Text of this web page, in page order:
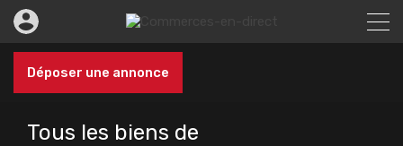
Déposer une annonce
Tous les biens de